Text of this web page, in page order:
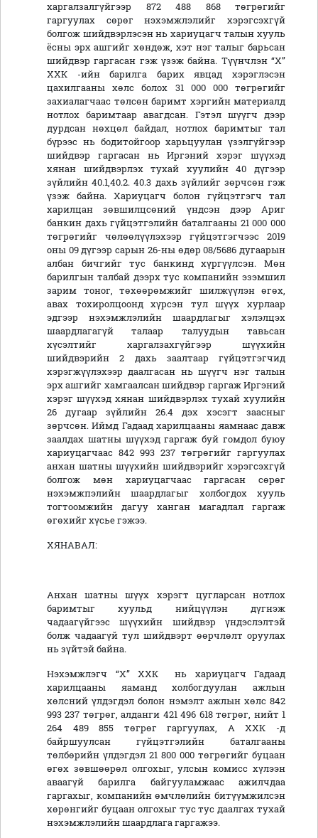
харгалзалгүйгээр 872 488 868 төгрөгийг
гаргуулах сөрөг нэхэмжлэлийг хэрэгсэхгүй
болгож шийдвэрлэсэн нь хариуцагч талын хууль
ёсны эрх ашгийг хөндөж, хэт нэг талыг барьсан
шийдвэр гаргасан гэж үзэж байна. Түүнчлэн “Х”
ХХК -ийн барилга барих явцад хэрэглэсэн
цахилгааны хөлс болох 31 000 000 төгрөгийг
захиалагчаас төлсөн баримт хэргийн материалд
нотлох баримтаар авагдсан. Гэтэл шүүгч дээр
дурдсан нөхцөл байдал, нотлох баримтыг тал
бүрээс нь бодитойгоор харьцуулан үзэлгүйгээр
шийдвэр гаргасан нь Иргэний хэрэг шүүхэд
хянан шийдвэрлэх тухай хуулийн 40 дүгээр
зүйлийн 40.1,40.2. 40.3 дахь зүйлийг зөрчсөн гэж
үзэж байна. Хариуцагч болон гүйцэтгэгч тал
харилцан зөвшилцсөний үндсэн дээр Ариг
банкин дахь гүйцэтгэлийн баталгааны 21 000 000
төгрөгийг чөлөөлүүлэхээр гүйцэтгэгчээс 2019
оны 09 дүгээр сарын 26-ны өдөр 08/5686 дугаарын
албан бичгийг тус банкинд хүргүүлсэн. Мөн
барилгын талбай дээрх тус компанийн эзэмшил
зарим тоног, төхөөрөмжийг шилжүүлэн өгөх,
авах тохиролцоонд хүрсэн тул шүүх хурлаар
эдгээр нэхэмжлэлийн шаардлагыг хэлэлцэх
шаардлагагүй талаар талуудын тавьсан
хүсэлтийг харгалзахгүйгээр шүүхийн
шийдвэрийн 2 дахь заалтаар гүйцэтгэгчид
хэрэгжүүлэхээр даалгасан нь шүүгч нэг талын
эрх ашгийг хамгаалсан шийдвэр гаргаж Иргэний
хэрэг шүүхэд хянан шийдвэрлэх тухай хуулийн
26 дугаар зүйлийн 26.4 дэх хэсэгт заасныг
зөрчсөн. Иймд Гадаад харилцааны яамнаас давж
заалдах шатны шүүхэд гаргаж буй гомдол буюу
хариуцагчаас 842 993 237 төгрөгийг гаргуулах
анхан шатны шүүхийн шийдвэрийг хэрэгсэхгүй
болгож мөн хариуцагчаас гаргасан сөрөг
нэхэмжпэлийн шаардлагыг холбогдох хууль
тогтоомжийн дагуу ханган магадлал гаргаж
өгөхийг хүсье гэжээ.
ХЯНАВАЛ:
Анхан шатны шүүх хэрэгт цугларсан нотлох
баримтыг хуульд нийцүүлэн дүгнэж
чадаагүйгээс шүүхийн шийдвэр үндэслэлтэй
болж чадаагүй тул шийдвэрт өөрчлөлт оруулах
нь зүйтэй байна.
Нэхэмжлэгч “Х” ХХК нь хариуцагч Гадаад
харилцааны яаманд холбогдуулан ажлын
хөлсний үлдэгдэл болон нэмэлт ажлын хөлс 842
993 237 төгрөг, алданги 421 496 618 төгрөг, нийт 1
264 489 855 төгрөг гаргуулах, А ХХК -д
байршуулсан гүйцэтгэлийн баталгааны
төлбөрийн үлдэгдэл 21 800 000 төгрөгийг буцаан
өгөх зөвшөөрөл олгохыг, улсын комисс хүлээн
аваагүй барилга байгууламжаас ажилчдаа
гаргахыг, компанийн өмчлөлийн битүүмжилсэн
хөрөнгийг буцаан олгохыг тус тус даалгах тухай
нэхэмжлэлийн шаардлага гаргажээ.